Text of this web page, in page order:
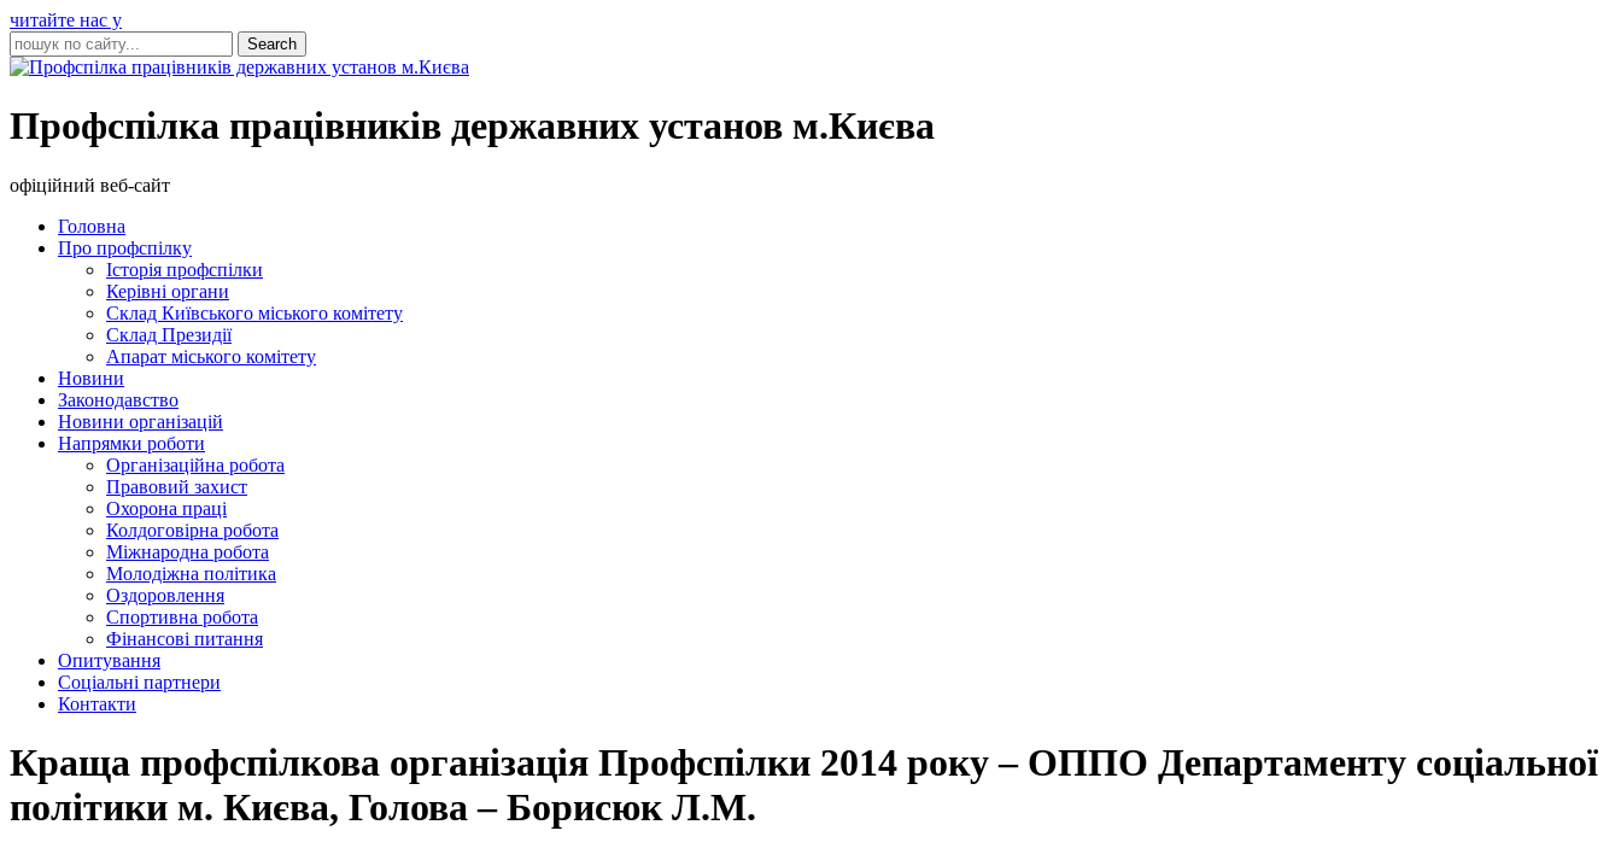
читайте нас у
Профспілка працівників державних установ м.Києва
офіційний веб-сайт
Головна
Про профспілку
Історія профспілки
Керівні органи
Склад Київського міського комітету
Склад Президії
Апарат міського комітету
Новини
Законодавство
Новини організацій
Напрямки роботи
Організаційна робота
Правовий захист
Охорона праці
Колдоговірна робота
Міжнародна робота
Молодіжна політика
Оздоровлення
Спортивна робота
Фінансові питання
Опитування
Соціальні партнери
Контакти
Краща профспілкова організація Профспілки 2014 року – ОППО Департаменту соціальної
політики м. Києва, Голова – Борисюк Л.М.